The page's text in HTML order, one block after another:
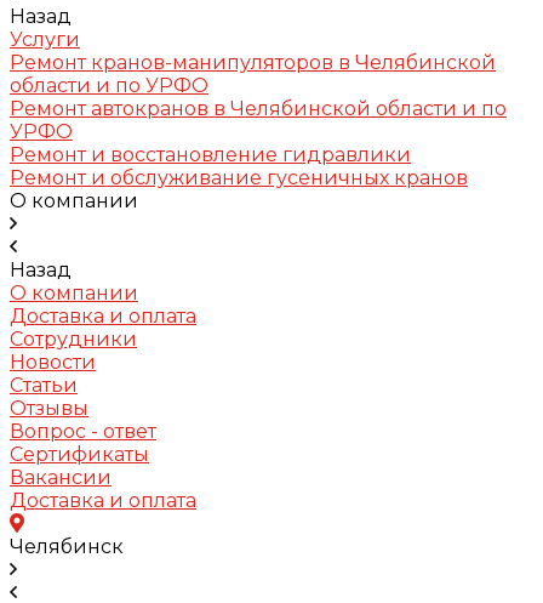
Назад
Услуги
Ремонт кранов-манипуляторов в Челябинской
области и по УРФО
Ремонт автокранов в Челябинской области и по
УРФО
Ремонт и восстановление гидравлики
Ремонт и обслуживание гусеничных кранов
О компании
Назад
О компании
Доставка и оплата
Сотрудники
Новости
Статьи
Отзывы
Вопрос - ответ
Сертификаты
Вакансии
Доставка и оплата
Челябинск